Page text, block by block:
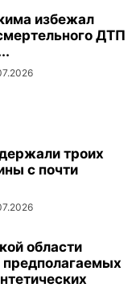
избежал
ДТП
троих
с почти
области